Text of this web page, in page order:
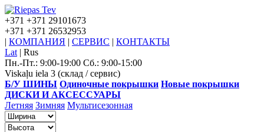
+371 +371 29101673
+371 +371 26532953
| КОМПАНИЯ | СЕРВИС | КОНТАКТЫ
Lat | Rus
Пн.-Пт.: 9:00-19:00 Сб.: 9:00-15:00
Viskaļu iela 3 (склад / сервис)
Б/У ШИНЫ Одиночные покрышки Новые покрышки
ДИСКИ И АКСЕССУАРЫ
Летняя Зимняя Мультисезонная